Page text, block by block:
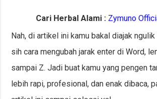
Cari Herbal Alami : Zymuno
Nah, di artikel ini kamu bakal diajak
sih cara mengubah jarak enter di Word,
sampai Z. Jadi buat kamu yang pengen
lebih rapi, profesional, dan enak dibaca,